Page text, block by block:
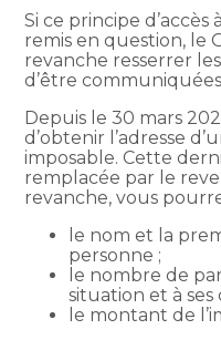
Si ce principe d’accès
remis en question, le
revanche resserrer
d’être
Depuis le 30 mars
d’obtenir l’adresse
imposable. Cette
remplacée par le
revanche, vous
le nom et la
personne ;
le nombre de
situation et à ses
le montant de